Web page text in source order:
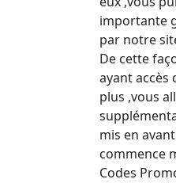
importante
par notre
De cette
ayant accès
plus ,vous
mis en
commence
Codes